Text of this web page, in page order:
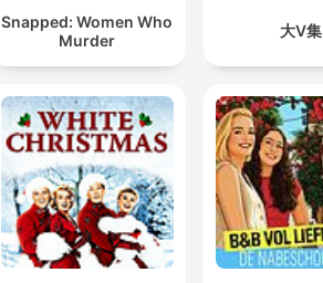
Snapped: Women Who
Murder
大V集